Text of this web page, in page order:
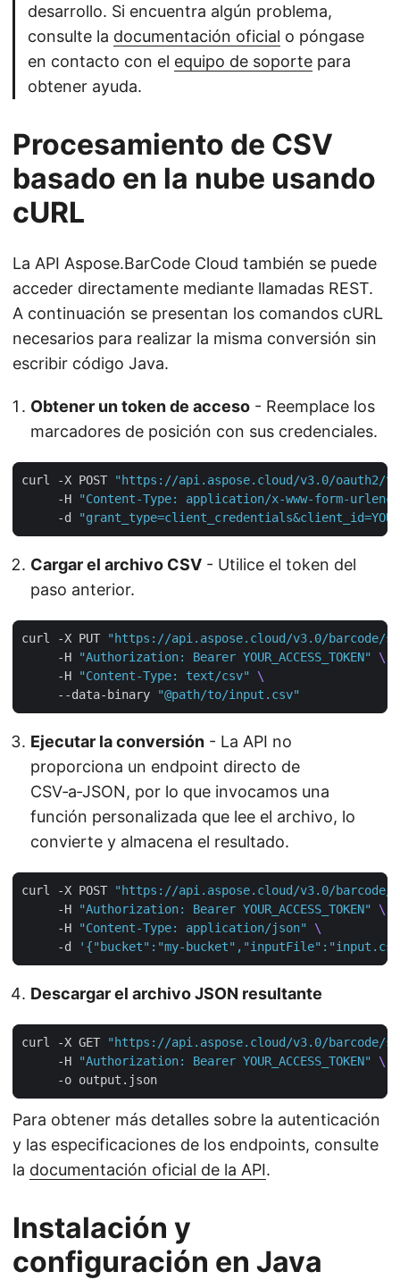
desarrollo. Si encuentra algún problema,
consulte la documentación oficial o póngase
en contacto con el equipo de soporte para
obtener ayuda.
Procesamiento de CSV
basado en la nube usando
cURL
La API Aspose.BarCode Cloud también se puede
acceder directamente mediante llamadas REST.
A continuación se presentan los comandos cURL
necesarios para realizar la misma conversión sin
escribir código Java.
Obtener un token de acceso - Reemplace los
marcadores de posición con sus credenciales.
curl -X POST
"https://api.aspose.cloud/v3.0/oauth2/
     -H
"Content-Type: application/x-www-form-
     -d
Cargar el archivo CSV - Utilice el token del
paso anterior.
curl -X PUT
"https://api.aspose.cloud/v3.0/
     -H
"Authorization: Bearer YOUR_ACCESS_TOKEN"
     -H
"Content-Type: text/csv"
     --data-binary
"@path/to/input.csv"
Ejecutar la conversión - La API no
proporciona un endpoint directo de
CSV‑a‑JSON, por lo que invocamos una
función personalizada que lee el archivo, lo
convierte y almacena el resultado.
curl -X POST
"https://api.aspose.cloud/v3.0/barcode/
     -H
"Authorization: Bearer YOUR_ACCESS_TOKEN"
     -H
"Content-Type: application/json"
     -d
'{"bucket":"my-
Descargar el archivo JSON resultante
curl -X GET
"https://api.aspose.cloud/v3.0/
     -H
"Authorization: Bearer YOUR_ACCESS_TOKEN"
Para obtener más detalles sobre la autenticación
y las especificaciones de los endpoints, consulte
la documentación oficial de la API.
Instalación y
configuración en Java